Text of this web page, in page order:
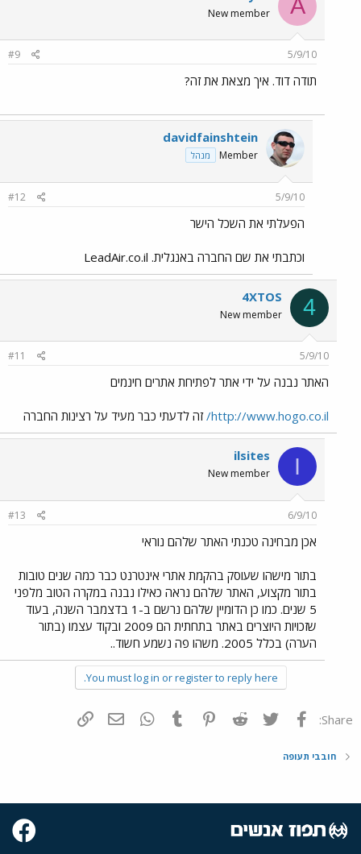
A
New member
5/9/10
#9
תודה דוד. איך מצאת את זה?
davidfainshtein
Member מנהל
5/9/10
#12
הפעלתי את השכל הישר
וכתבתי את שם החברה באנגלית. LeadAir.co.il
4
4XTOS
New member
5/9/10
#11
האתר נבנה על ידי אתר לפתיחת אתרים חינמים
http://www.hogo.co.il/ זה לדעתי כבר מעיד על רצינות החברה
I
ilsites
New member
6/9/10
#13
אכן מבחינה טכנתי האתר שלהם נוראי
בתור מישהו שעוסק בהקמת אתרי אינטרנט כבר כמה שנים טובות
בתור מקצוע, האתר שלהם נראה כאילו נבנה במקרה הטוב מלפני
5 שנים. כמו כן הדומיין שלהם נרשם ב-1 בדצמבר השנה, בעוד
שזכויות היוצרים באתר בתחתית הם 2009 ובקוד עצמו (בתור
הערה) בכלל 2005. משהו פה נשמע חשוד..
You must log in or register to reply here.
Share: פייסבוק Twitter
Reddit
Pinterest
Tumblr
WhatsAppדואר אלקטרוני
חובבי תעופה